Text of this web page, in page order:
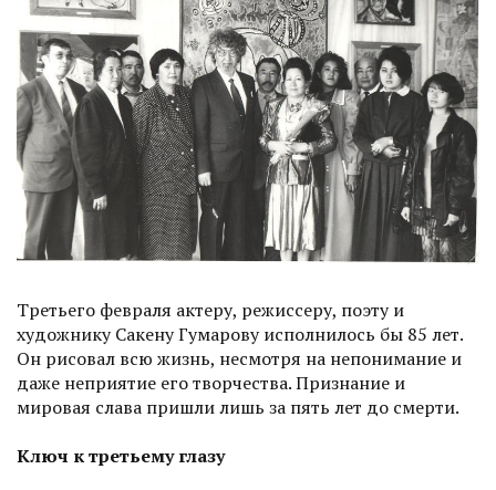
Третьего февраля актеру, режиссеру, поэту и
художнику Сакену Гумарову исполнилось бы 85 лет.
Он рисовал всю жизнь, несмотря на непонимание и
даже неприятие его творчества. Признание и
мировая слава пришли лишь за пять лет до смерти.
Ключ к третьему глазу